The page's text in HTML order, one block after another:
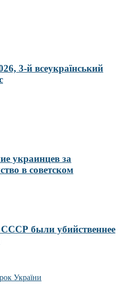
3-й всеукраїнський
украинцев за
в советском
были убийственнее
України